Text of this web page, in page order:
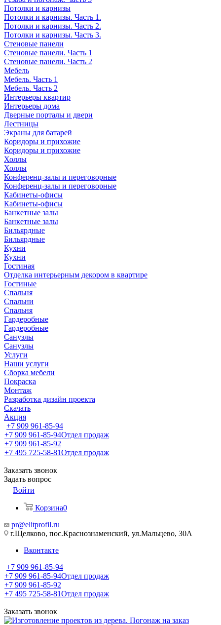
Потолки и карнизы
Потолки и карнизы. Часть 1.
Потолки и карнизы. Часть 2.
Потолки и карнизы. Часть 3.
Стеновые панели
Стеновые панели. Часть 1
Стеновые панели. Часть 2
Мебель
Мебель. Часть 1
Мебель. Часть 2
Интерьеры квартир
Интерьеры дома
Дверные порталы и двери
Лестницы
Экраны для батарей
Коридоры и прихожие
Коридоры и прихожие
Холлы
Холлы
Конференц-залы и переговорные
Конференц-залы и переговорные
Кабинеты-офисы
Кабинеты-офисы
Банкетные залы
Банкетные залы
Бильярдные
Бильярдные
Кухни
Кухни
Гостиная
Отделка интерьерным декором в квартире
Гостиные
Спальня
Спальни
Спальня
Гардеробные
Гардеробные
Санузлы
Санузлы
Услуги
Наши услуги
Сборка мебели
Покраска
Монтаж
Разработка дизайн проекта
Скачать
Акция
+7 909 961-85-94
+7 909 961-85-94Отдел продаж
+7 909 961-85-92
+7 495 725-58-81Отдел продаж
Заказать звонок
Задать вопрос
Войти
Корзина0
pr@elitprofil.ru
г.Щелково, пос.Краснознаменский, ул.Мальцево, 30А
Вконтакте
+7 909 961-85-94
+7 909 961-85-94Отдел продаж
+7 909 961-85-92
+7 495 725-58-81Отдел продаж
Заказать звонок